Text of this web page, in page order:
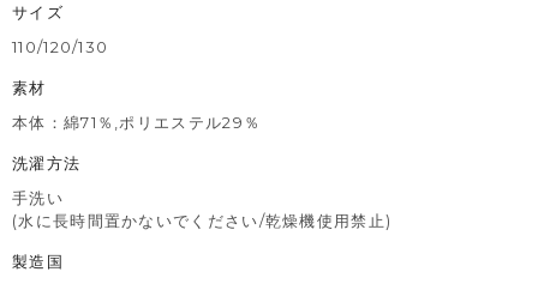
サイズ
110/120/130
素材
本体：綿71％,ポリエステル29％
洗濯方法
手洗い
(水に長時間置かないでください/乾燥機使用禁止)
製造国